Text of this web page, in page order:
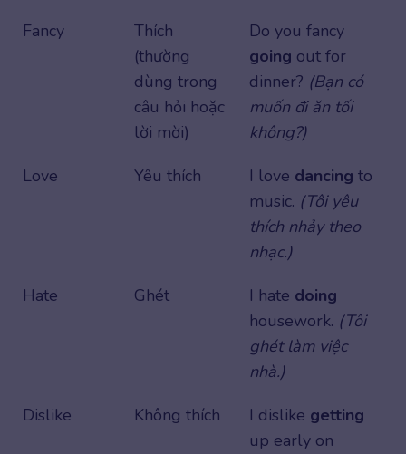
Fancy
Thích
(thường
dùng trong
câu hỏi hoặc
lời mời)
Do you fancy
going out for
dinner? (Bạn có
muốn đi ăn tối
không?)
Love
Yêu thích I love dancing to
music. (Tôi yêu
thích nhảy theo
nhạc.)
Hate
Ghét I hate doing
housework. (Tôi
ghét làm việc
nhà.)
Dislike
Không thích I dislike getting
up early on